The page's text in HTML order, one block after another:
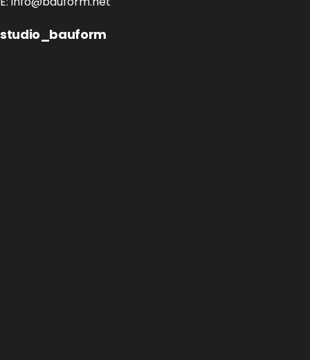
studio_bauform